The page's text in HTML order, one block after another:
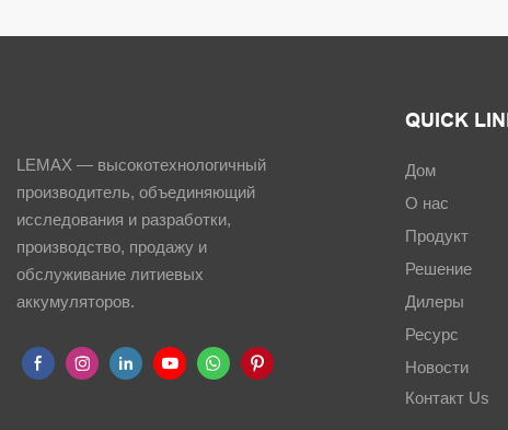
LEMAX — высокотехнологичный
производитель, объединяющий
исследования и разработки,
производство, продажу и
обслуживание литиевых
аккумуляторов.
QUICK
Дом
О нас
Продукт
Решение
Дилеры
Ресурс
Новости
Контакт Us